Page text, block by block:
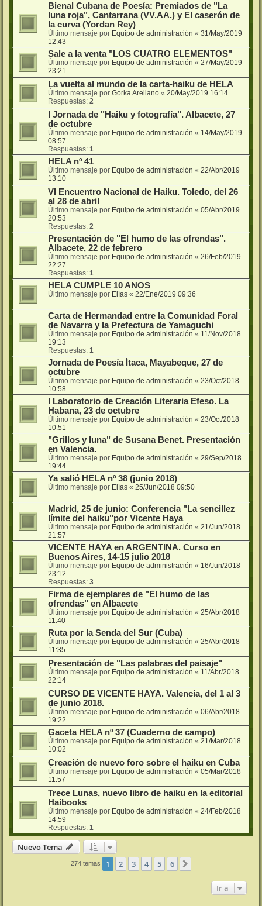
Bienal Cubana de Poesía: Premiados de "La
luna roja", Cantarrana (VV.AA.) y El caserón de
la curva (Yordan Rey)
Último mensaje por Equipo de administración « 31/May/2019
12:43
Sale a la venta "LOS CUATRO ELEMENTOS"
Último mensaje por Equipo de administración « 27/May/2019
23:21
La vuelta al mundo de la carta-haiku de HELA
Último mensaje por Gorka Arellano « 20/May/2019 16:14
Respuestas: 2
I Jornada de "Haiku y fotografía". Albacete, 27
de octubre
Último mensaje por Equipo de administración « 14/May/2019
08:57
Respuestas: 1
HELA nº 41
Último mensaje por Equipo de administración « 22/Abr/2019
13:10
VI Encuentro Nacional de Haiku. Toledo, del 26
al 28 de abril
Último mensaje por Equipo de administración « 05/Abr/2019
20:53
Respuestas: 2
Presentación de "El humo de las ofrendas".
Albacete, 22 de febrero
Último mensaje por Equipo de administración « 26/Feb/2019
22:27
Respuestas: 1
HELA CUMPLE 10 AÑOS
Último mensaje por Elías « 22/Ene/2019 09:36
Carta de Hermandad entre la Comunidad Foral
de Navarra y la Prefectura de Yamaguchi
Último mensaje por Equipo de administración « 11/Nov/2018
19:13
Respuestas: 1
Jornada de Poesía Ítaca, Mayabeque, 27 de
octubre
Último mensaje por Equipo de administración « 23/Oct/2018
10:58
I Laboratorio de Creación Literaria Éfeso. La
Habana, 23 de octubre
Último mensaje por Equipo de administración « 23/Oct/2018
10:51
"Grillos y luna" de Susana Benet. Presentación
en Valencia.
Último mensaje por Equipo de administración « 29/Sep/2018
19:44
Ya salió HELA nº 38 (junio 2018)
Último mensaje por Elías « 25/Jun/2018 09:50
Madrid, 25 de junio: Conferencia "La sencillez
límite del haiku"por Vicente Haya
Último mensaje por Equipo de administración « 21/Jun/2018
21:57
VICENTE HAYA en ARGENTINA. Curso en
Buenos Aires, 14-15 julio 2018
Último mensaje por Equipo de administración « 16/Jun/2018
23:12
Respuestas: 3
Firma de ejemplares de "El humo de las
ofrendas" en Albacete
Último mensaje por Equipo de administración « 25/Abr/2018
11:40
Ruta por la Senda del Sur (Cuba)
Último mensaje por Equipo de administración « 25/Abr/2018
11:35
Presentación de "Las palabras del paisaje"
Último mensaje por Equipo de administración « 11/Abr/2018
22:14
CURSO DE VICENTE HAYA. Valencia, del 1 al 3
de junio 2018.
Último mensaje por Equipo de administración « 06/Abr/2018
19:22
Gaceta HELA nº 37 (Cuaderno de campo)
Último mensaje por Equipo de administración « 21/Mar/2018
10:02
Creación de nuevo foro sobre el haiku en Cuba
Último mensaje por Equipo de administración « 05/Mar/2018
11:57
Trece Lunas, nuevo libro de haiku en la editorial
Haibooks
Último mensaje por Equipo de administración « 24/Feb/2018
14:59
Respuestas: 1
Nuevo Tema
274 temas 1 2 3 4 5 6
Ir a